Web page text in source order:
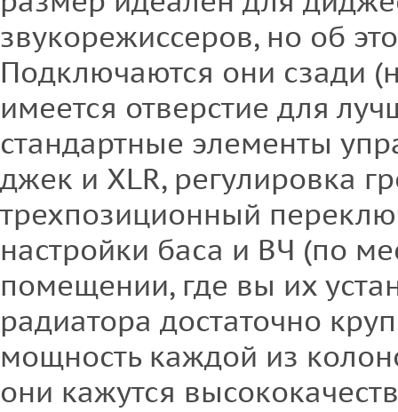
звукорежиссеров, но об
Подключаются они сзади
имеется отверстие для
стандартные элементы
джек и XLR, регулировка
трехпозиционный
настройки баса и ВЧ (по
помещении, где вы их
радиатора достаточно
мощность каждой из
они кажутся